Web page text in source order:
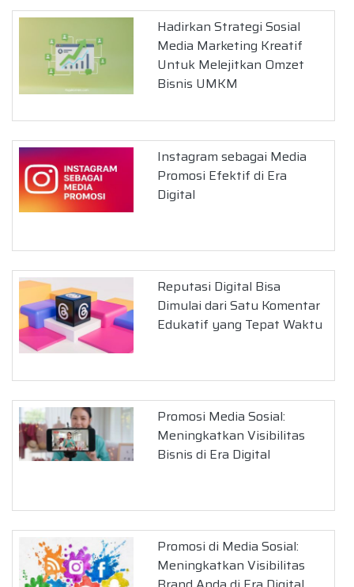
Hadirkan Strategi Sosial
Media Marketing Kreatif
Untuk Melejitkan Omzet
Bisnis UMKM
Instagram sebagai Media
Promosi Efektif di Era
Digital
Reputasi Digital Bisa
Dimulai dari Satu Komentar
Edukatif yang Tepat Waktu
Promosi Media Sosial:
Meningkatkan Visibilitas
Bisnis di Era Digital
Promosi di Media Sosial:
Meningkatkan Visibilitas